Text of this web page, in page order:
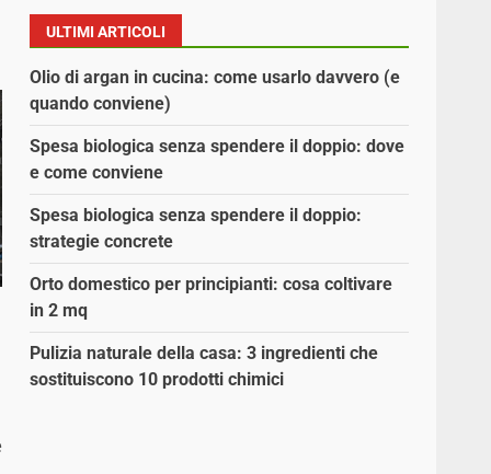
ULTIMI ARTICOLI
Olio di argan in cucina: come usarlo davvero (e
quando conviene)
Spesa biologica senza spendere il doppio: dove
e come conviene
Spesa biologica senza spendere il doppio:
strategie concrete
Orto domestico per principianti: cosa coltivare
in 2 mq
Pulizia naturale della casa: 3 ingredienti che
sostituiscono 10 prodotti chimici